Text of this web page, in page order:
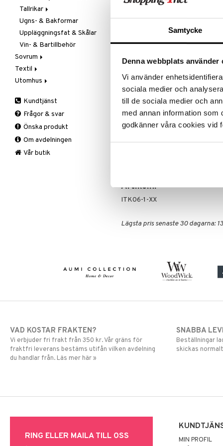
Samtycke
Denna webbplats använder
Vi använder
sociala medier och
till de sociala medier och
med annan information som
godkänner våra cookies vid
REA - dags att klicka
fyllt med
TILL
Produktinfo
Ett stilrent och exklusivt set i
tre skålar på 1,5 + 2 + 3 liter.
OBSERVERA! Lock till
Artikelnr
ITK06-1-XX
Lägsta pris senaste 30 dagarna:
Flaskor
Matlådor
Termoskannor
Termosmuggar
Tallrikar
Assietter
Djupa tallrikar
Mattallrikar
Ugns- & Bakformar
Uppläggningsfat & Skålar
Vin- & Bartillbehör
Sovrum
Filtar & Plädar
Prydnadskuddar
Bäddset
Kuddar & Täcken
Lakan & Örngott
Tillbehör
Textil
Badrumstextilier
Filtar & Plädar
Kökstextilier
Mattor
Övrigt
Prydnadskuddar
Utomhus
Friluftsliv
Grill & Grilltillbehör
Krukor
Mygg- & insektsskydd
Picknick
Kundtjänst
Frågor & svar
Önska produkt
Om avdelningen
Vår butik
VAD KOSTAR FRAKTEN?
Vi erbjuder fri frakt från 350 kr. Vår gräns för
fraktfri leverans bestäms utifån vilken avdelning
du handlar från. Läs mer här »
SNABBA
Beställningar
skickas
RING ELLER MAILA TILL OSS
MIN PROFIL